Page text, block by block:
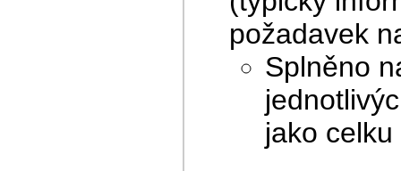
požadavek
Splněno
jako